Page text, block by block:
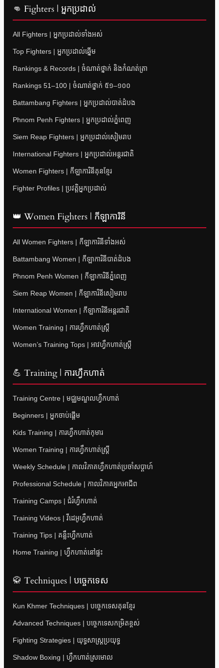
👊 Fighters | អ្នកប្រដាល់
All Fighters | អ្នកប្រដាល់ទាំងអស់
Top Fighters | អ្នកប្រដាល់ឆ្នើម
Rankings & Records | ចំណាត់ថ្នាក់ និងកំណត់ត្រា
Rankings 51–100 | ចំណាត់ថ្នាក់ ៥១–១០០
Battambang Fighters | អ្នកប្រដាល់បាត់ដំបង
Phnom Penh Fighters | អ្នកប្រដាល់ភ្នំពេញ
Siem Reap Fighters | អ្នកប្រដាល់សៀមរាប
International Fighters | អ្នកប្រដាល់អន្តរជាតិ
Women Fighters | កីឡាការិនីគុនខ្មែរ
Fighter Profiles | ប្រវត្តិអ្នកប្រដាល់
👑 Women Fighters | កីឡាការិនី
All Women Fighters | កីឡាការិនីទាំងអស់
Battambang Women | កីឡាការិនីបាត់ដំបង
Phnom Penh Women | កីឡាការិនីភ្នំពេញ
Siem Reap Women | កីឡាការិនីសៀមរាប
International Women | កីឡាការិនីអន្តរជាតិ
Women Training | ការហ្វឹកហាត់ស្ត្រី
Women’s Training Tops | អាវហ្វឹកហាត់ស្ត្រី
💪 Training | ការហ្វឹកហាត់
Training Centre | មជ្ឈមណ្ឌលហ្វឹកហាត់
Beginners | អ្នកចាប់ផ្តើម
Kids Training | ការហ្វឹកហាត់កុមារ
Women Training | ការហ្វឹកហាត់ស្ត្រី
Weekly Schedule | កាលវិភាគហ្វឹកហាត់ប្រចាំសប្តាហ៍
Professional Schedule | កាលវិភាគអ្នកអាជីព
Training Camps | ជំរំហ្វឹកហាត់
Training Videos | វីដេអូហ្វឹកហាត់
Training Tips | គន្លឹះហ្វឹកហាត់
Home Training | ហ្វឹកហាត់នៅផ្ទះ
🥋 Techniques | បច្ចេកទេស
Kun Khmer Techniques | បច្ចេកទេសគុនខ្មែរ
Advanced Techniques | បច្ចេកទេសកម្រិតខ្ពស់
Fighting Strategies | យុទ្ធសាស្ត្រប្រយុទ្ធ
Shadow Boxing | ហ្វឹកហាត់ស្រមោល